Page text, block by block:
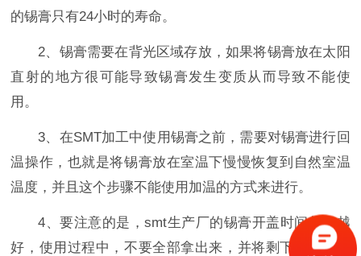
的锡膏只有24小时的寿命。
2、锡膏需要在背光区域存放，如果将锡膏放在太阳
直射的地方很可能导致锡膏发生变质从而导致不能使
用。
3、在SMT加工中使用锡膏之前，需要对锡膏进行回
温操作，也就是将锡膏放在室温下慢慢恢复到自然室温
温度，并且这个步骤不能使用加温的方式来进行。
4、要注意的是，smt生产厂的锡膏开盖时间越短越
好，使用过程中，不要全部拿出来，并将剩下的用内盖